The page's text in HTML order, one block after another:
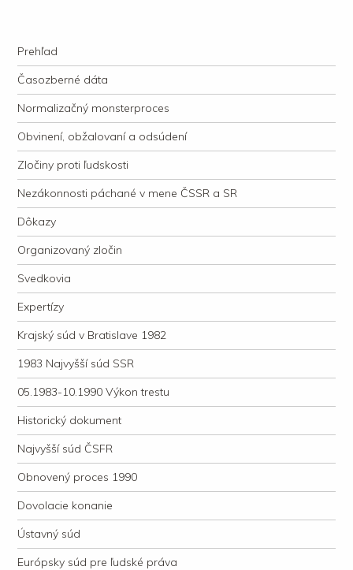
justície
Navigation
Skip to content
Prehľad
Časozberné dáta
Normalizačný monsterproces
Obvinení, obžalovaní a odsúdení
Zločiny proti ľudskosti
Nezákonnosti páchané v mene ČSSR a SR
Dôkazy
Organizovaný zločin
Svedkovia
Expertízy
Krajský súd v Bratislave 1982
1983 Najvyšší súd SSR
05.1983-10.1990 Výkon trestu
Historický dokument
Najvyšší súd ČSFR
Obnovený proces 1990
Dovolacie konanie
Ústavný súd
Európsky súd pre ľudské práva